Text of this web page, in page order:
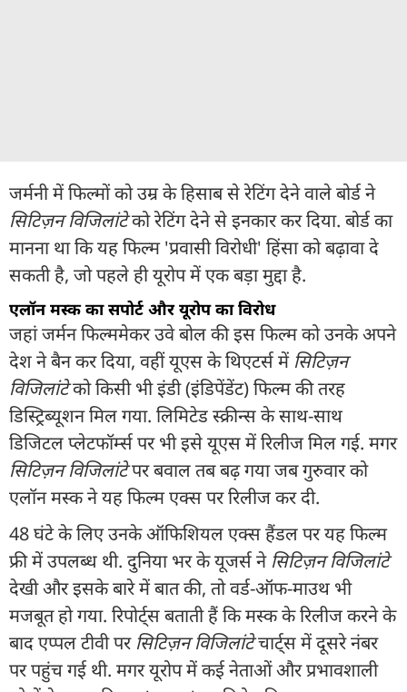
जर्मनी में फिल्मों को उम्र के हिसाब से रेटिंग देने वाले बोर्ड ने
सिटिज़न विजिलांटेको रेटिंग देने से इनकार कर दिया. बोर्ड का
मानना था कि यह फिल्म 'प्रवासी विरोधी' हिंसा को बढ़ावा दे
सकती है, जो पहले ही यूरोप में एक बड़ा मुद्दा है.
एलॉन मस्क का सपोर्ट और यूरोप का विरोध
जहां जर्मन फिल्ममेकर उवे बोल की इस फिल्म को उनके अपने
देश ने बैन कर दिया, वहीं यूएस के थिएटर्स में सिटिज़न
विजिलांटेको किसी भी इंडी (इंडिपेंडेंट) फिल्म की तरह
डिस्ट्रिब्यूशन मिल गया. लिमिटेड स्क्रीन्स के साथ-साथ
डिजिटल प्लेटफॉर्म्स पर भी इसे यूएस में रिलीज मिल गई. मगर
सिटिज़न विजिलांटेपर बवाल तब बढ़ गया जब गुरुवार को
एलॉन मस्क ने यह फिल्म एक्स पर रिलीज कर दी.
48 घंटे के लिए उनके ऑफिशियल एक्स हैंडल पर यह फिल्म
फ्री में उपलब्ध थी. दुनिया भर के यूजर्स ने सिटिज़न विजिलांटे
देखी और इसके बारे में बात की, तो वर्ड-ऑफ-माउथ भी
मजबूत हो गया. रिपोर्ट्स बताती हैं कि मस्क के रिलीज करने के
बाद एप्पल टीवी पर सिटिज़न विजिलांटेचार्ट्स में दूसरे नंबर
पर पहुंच गई थी. मगर यूरोप में कई नेताओं और प्रभावशाली